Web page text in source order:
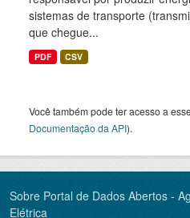
sistemas de transporte
que chegue...
PDF CSV
Você também pode ter acesso a
Documentação da API).
Sobre Portal de Dados Abertos -
Elétrica